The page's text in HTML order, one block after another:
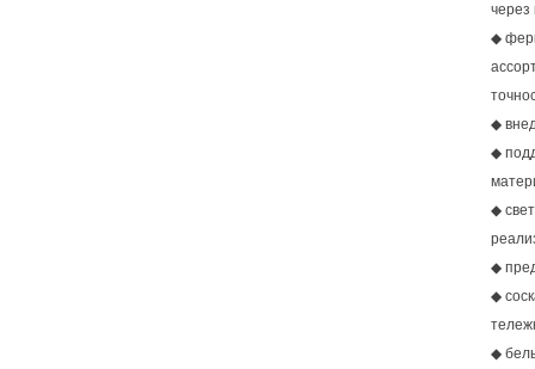
через
◆
◆
◆
◆
◆
◆
◆